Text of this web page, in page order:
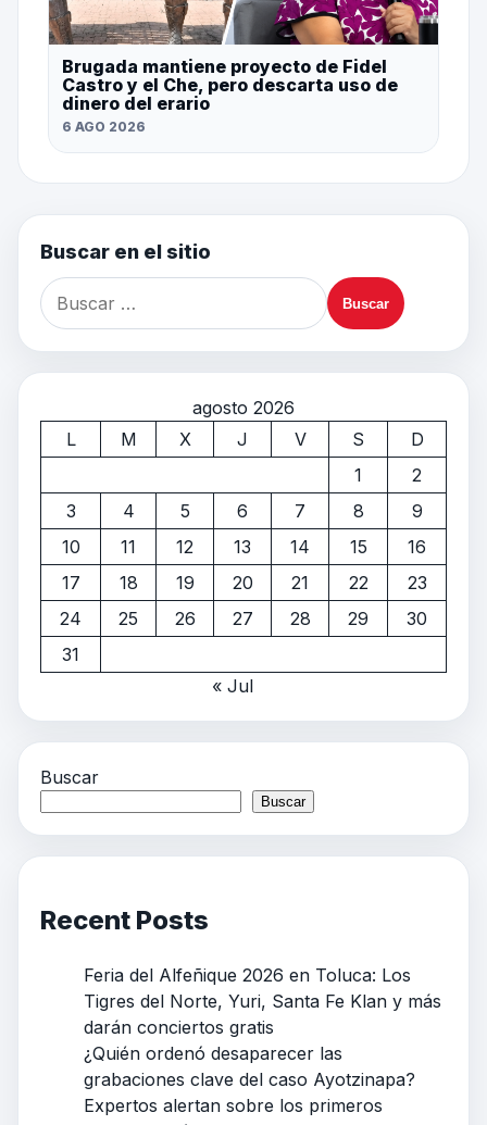
Brugada mantiene proyecto de Fidel
Castro y el Che, pero descarta uso de
dinero del erario
6 AGO 2026
Buscar en el sitio
agosto 2026
L
M X J V S
D
1
2
3
4 5 6 7 8
9
10
11 12 13 14 15
16
17
18 19 20 21 22
23
24
25 26 27 28 29
30
31
« Jul
Buscar
Buscar
Recent Posts
Feria del Alfeñique 2026 en Toluca: Los
Tigres del Norte, Yuri, Santa Fe Klan y más
darán conciertos gratis
¿Quién ordenó desaparecer las
grabaciones clave del caso Ayotzinapa?
Expertos alertan sobre los primeros